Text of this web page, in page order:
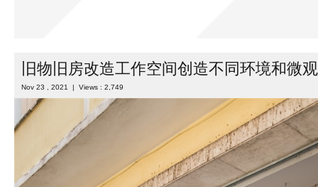
旧物旧房改造工作空间创造不同环境和微
Nov 23 , 2021 | Views : 2,749